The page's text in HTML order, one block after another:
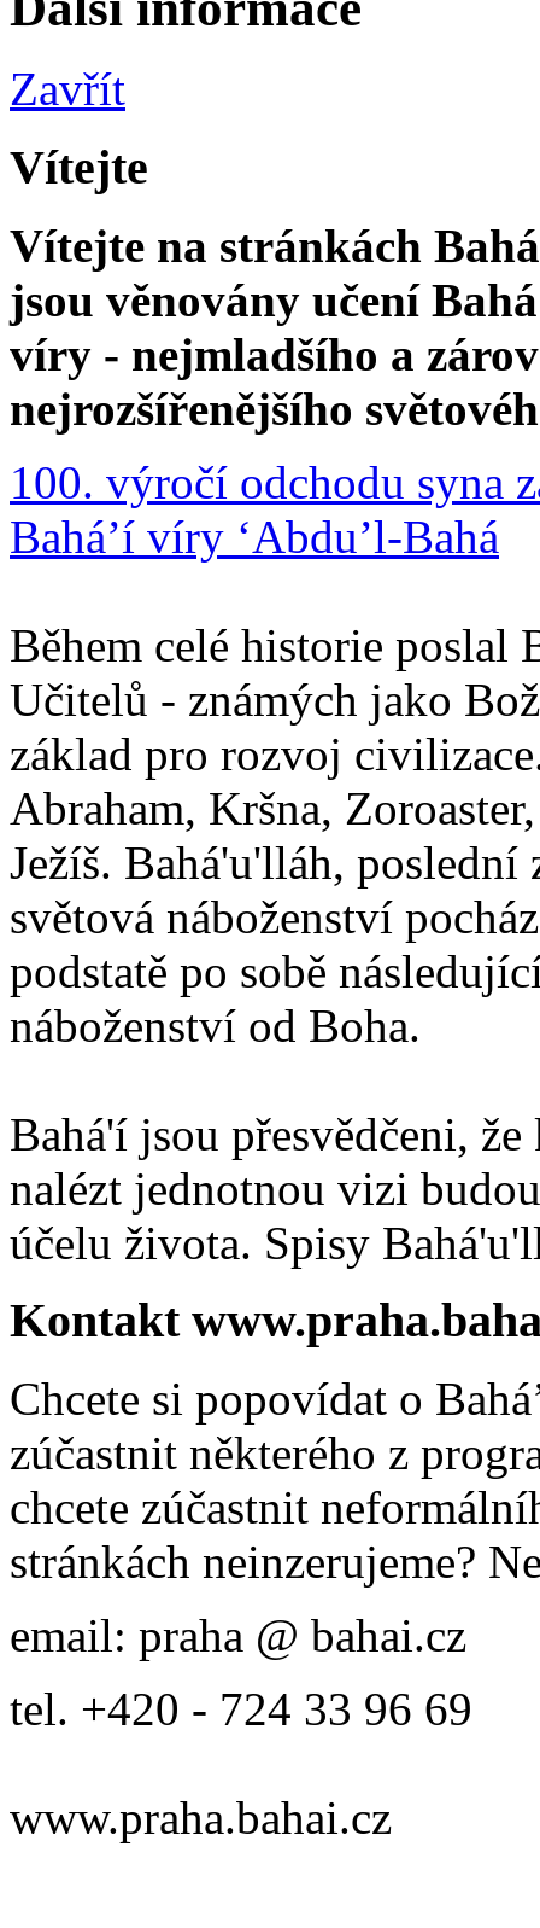
Zavřít
Vítejte
Vítejte na stránkách
jsou věnovány učení
víry - nejmladšího a
nejrozšířenějšího
100. výročí odchodu syna
Bahá’í víry ‘Abdu’l-Bahá
Během celé historie poslal
Učitelů - známých jako
základ pro rozvoj
Abraham, Kršna,
Ježíš. Bahá'u'lláh,
světová náboženství
podstatě po sobě
náboženství od Boha.
Bahá'í jsou přesvědčeni,
nalézt jednotnou vizi
účelu života. Spisy
Kontakt
Chcete si popovídat o
zúčastnit některého z
chcete zúčastnit
stránkách neinzerujeme?
email: praha @ bahai.cz
tel. +420 - 724 33 96 69
www.praha.bahai.cz